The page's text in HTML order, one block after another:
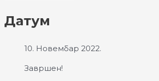
Датум
10. Новембар 2022.
Завршен!